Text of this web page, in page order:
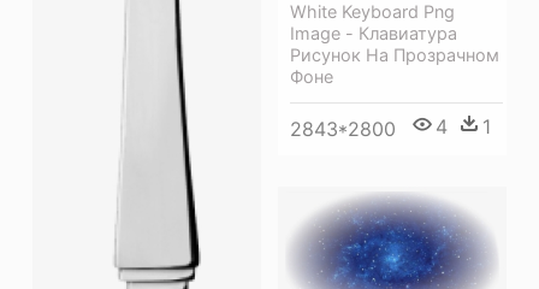
White Keyboard Png
Image - Клавиатура
Рисунок На Прозрачном
Фоне
2843*2800 4 1